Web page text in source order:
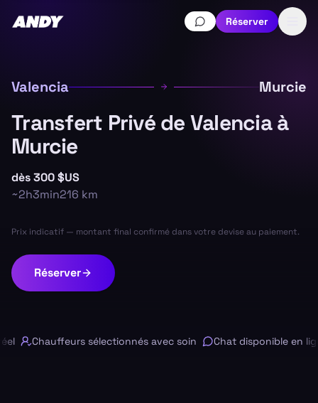
Réserver
Valencia Murcie
Transfert Privé de Valencia à
Murcie
dès300 $US
~2h3min216 km
Prix indicatif — montant final confirmé dans votre devise au paiement.
Réserver
Chauffeurs sélectionnés avec soin Chat disponible en